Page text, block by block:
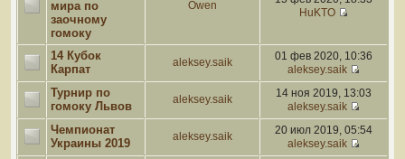
мира по
заочному
гомоку
Owen
HuKTO
14 Кубок
Карпат
aleksey.saik
01 фев 2020, 10:36
aleksey.saik
Турнир по
гомоку Львов
aleksey.saik
14 ноя 2019, 13:03
aleksey.saik
Чемпионат
Украины 2019
aleksey.saik
20 июл 2019, 05:54
aleksey.saik